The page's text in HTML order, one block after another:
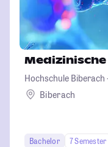
Hochschule
Betriebswirtschaft
Biberach
Bachelor
7 Semester